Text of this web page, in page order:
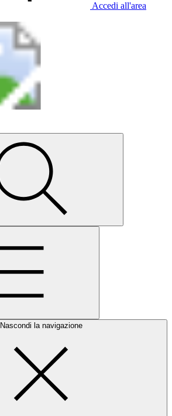
Accedi all'area
Nascondi la navigazione